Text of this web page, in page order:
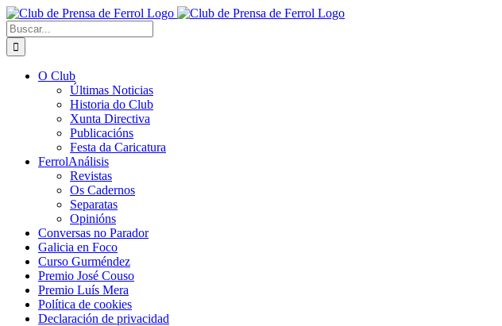
Saltar
al
contenido
Buscar:
O Club
Últimas Noticias
Historia do Club
Xunta Directiva
Publicacións
Festa da Caricatura
FerrolAnálisis
Revistas
Os Cadernos
Separatas
Opinións
Conversas no Parador
Galicia en Foco
Curso Gurméndez
Premio José Couso
Premio Luís Mera
Política de cookies
Declaración de privacidad